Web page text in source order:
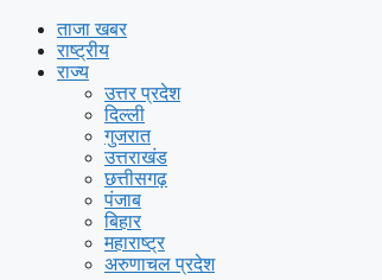
ताजा खबर
राष्ट्रीय
राज्य
उत्तर प्रदेश
दिल्ली
गुजरात
उत्तराखंड
छत्तीसगढ़
पंजाब
बिहार
महाराष्ट्र
अरुणाचल प्रदेश